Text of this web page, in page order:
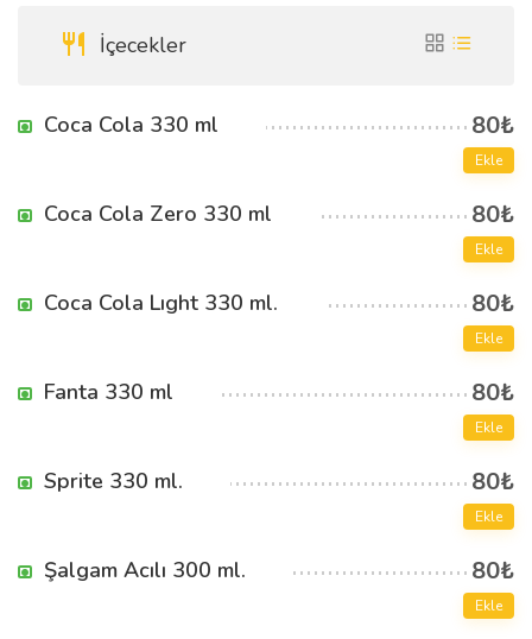
İçecekler
Coca Cola 330 ml 80₺
Ekle
Coca Cola Zero 330 ml 80₺
Ekle
Coca Cola Lıght 330 ml. 80₺
Ekle
Fanta 330 ml 80₺
Ekle
Sprite 330 ml. 80₺
Ekle
Şalgam Acılı 300 ml. 80₺
Ekle